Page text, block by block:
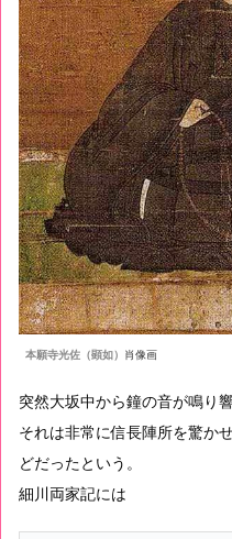
本願寺光佐（顕如） 肖像画
突然大坂中から鐘の音が鳴り響
それは非常に信長陣所を驚か
どだったという。
細川両家記には